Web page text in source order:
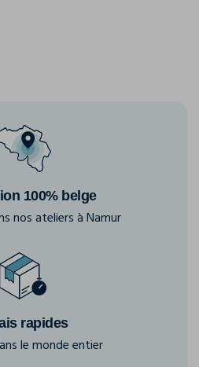
100% belge
nos ateliers à Namur
rapides
le monde entier